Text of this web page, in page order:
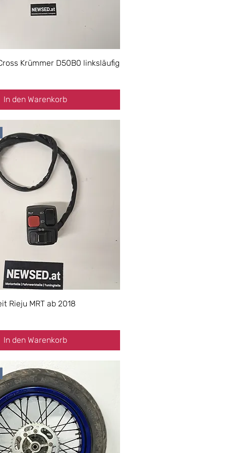
Krümmer D50B0 linksläufig
In den Warenkorb
Rieju MRT ab 2018
In den Warenkorb